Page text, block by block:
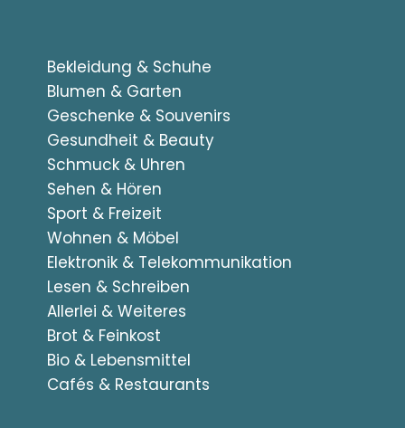
Bekleidung & Schuhe
Blumen & Garten
Geschenke & Souvenirs
Gesundheit & Beauty
Schmuck & Uhren
Sehen & Hören
Sport & Freizeit
Wohnen & Möbel
Elektronik & Telekommunikation
Lesen & Schreiben
Allerlei & Weiteres
Brot & Feinkost
Bio & Lebensmittel
Cafés & Restaurants